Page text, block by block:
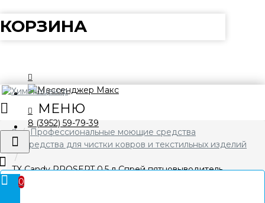
КОРЗИНА
8 (3952) 59-79-39
0
Профессиональные моющие средства
Средства для чистки ковров и текстильных изделий
TX Candy PROSEPT 0,5 л Спрей пятновыводитель
универсальный